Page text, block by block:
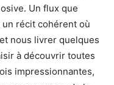
Un flux que
récit cohérent où
nous livrer quelques
à découvrir toutes
impressionnantes,